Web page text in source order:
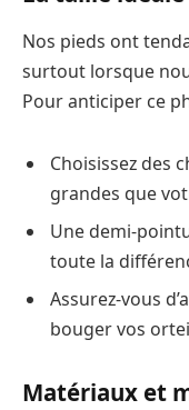
Nos pieds ont
surtout lorsque
Pour anticiper ce
Choisissez des
grandes que
Une demi-
toute la
Assurez-vous
bouger vos
Matériaux et